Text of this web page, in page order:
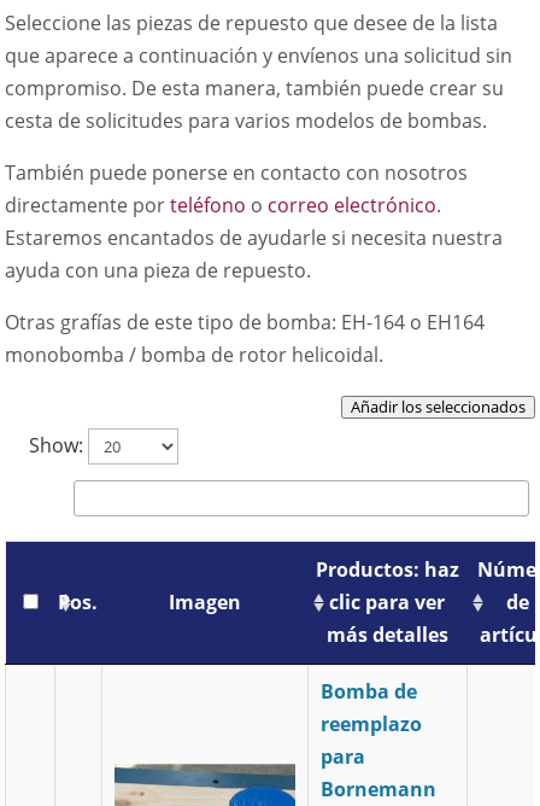
Seleccione las piezas de repuesto que desee de la lista
que aparece a continuación y envíenos una solicitud sin
compromiso. De esta manera, también puede crear su
cesta de solicitudes para varios modelos de bombas.
También puede ponerse en contacto con nosotros
directamente porteléfono o correo electrónico.
Estaremos encantados de ayudarle si necesita nuestra
ayuda con una pieza de repuesto.
Otras grafías de este tipo de bomba: EH-164 o EH164
monobomba / bomba de rotor helicoidal.
Añadir los seleccionados
Show:
Pos. Imagen
Productos: haz
clic para ver
más detalles
de
Productos: haz
clic para ver
más detalles
Bomba de
reemplazo
para
Bornemann